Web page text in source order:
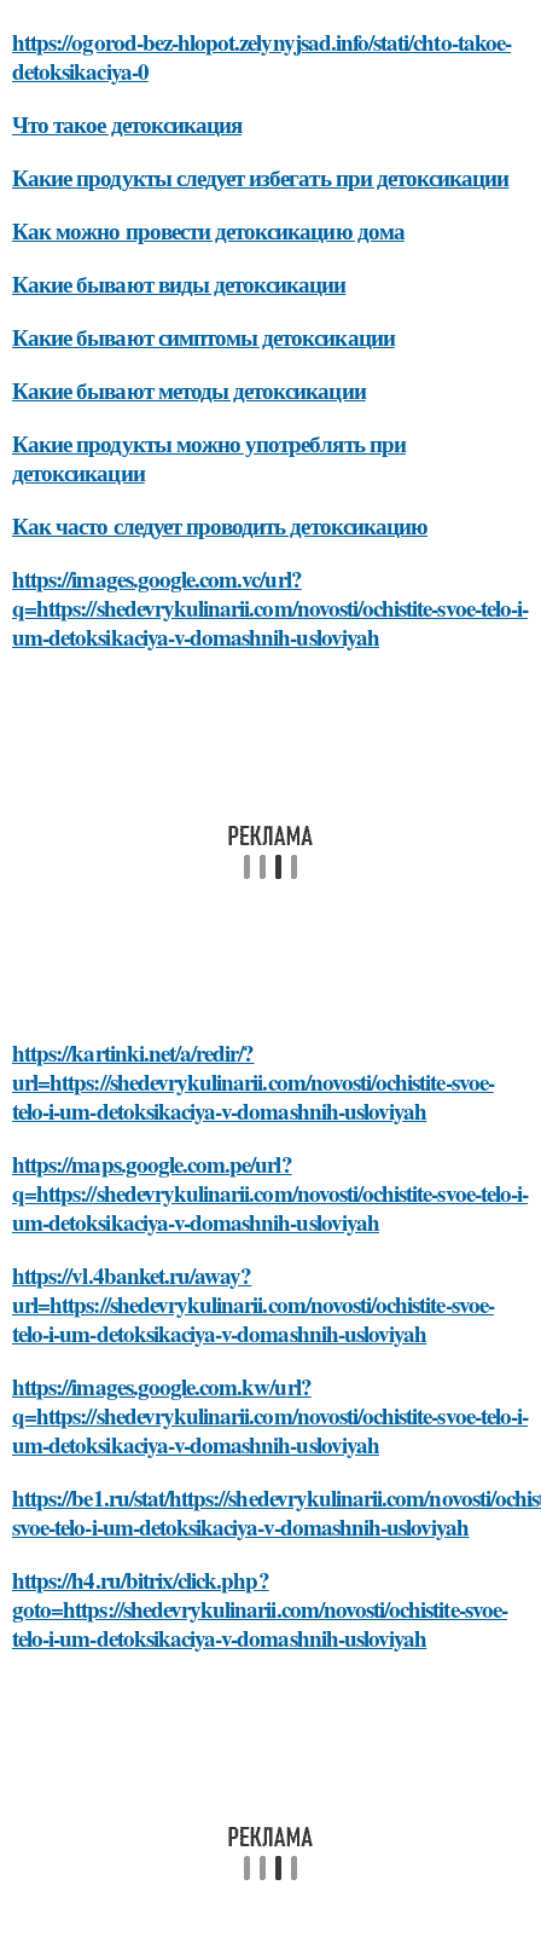
https://ogorod-bez-hlopot.zelynyjsad.info/stati/chto-takoe-
detoksikaciya-0
Что такое детоксикация
Какие продукты следует избегать при детоксикации
Как можно провести детоксикацию дома
Какие бывают виды детоксикации
Какие бывают симптомы детоксикации
Какие бывают методы детоксикации
Какие продукты можно употреблять при
детоксикации
Как часто следует проводить детоксикацию
https://images.google.com.vc/url?
q=https://shedevrykulinarii.com/novosti/ochistite-svoe-telo-i-
um-detoksikaciya-v-domashnih-usloviyah
https://kartinki.net/a/redir/?
url=https://shedevrykulinarii.com/novosti/ochistite-svoe-
telo-i-um-detoksikaciya-v-domashnih-usloviyah
https://maps.google.com.pe/url?
q=https://shedevrykulinarii.com/novosti/ochistite-svoe-telo-i-
um-detoksikaciya-v-domashnih-usloviyah
https://vl.4banket.ru/away?
url=https://shedevrykulinarii.com/novosti/ochistite-svoe-
telo-i-um-detoksikaciya-v-domashnih-usloviyah
https://images.google.com.kw/url?
q=https://shedevrykulinarii.com/novosti/ochistite-svoe-telo-i-
um-detoksikaciya-v-domashnih-usloviyah
https://be1.ru/stat/https://shedevrykulinarii.com/novosti/
svoe-telo-i-um-detoksikaciya-v-domashnih-usloviyah
https://h4.ru/bitrix/click.php?
goto=https://shedevrykulinarii.com/novosti/ochistite-svoe-
telo-i-um-detoksikaciya-v-domashnih-usloviyah